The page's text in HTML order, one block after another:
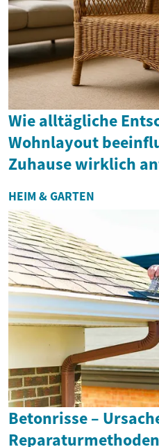
Wie alltägliche
Wohnlayout
Zuhause wirklich
HEIM & GARTEN
Betonrisse –